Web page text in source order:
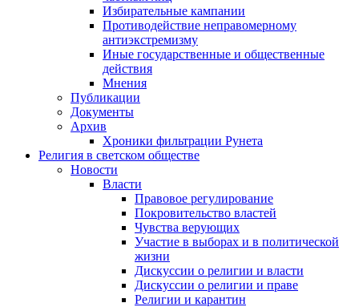
Избирательные кампании
Противодействие неправомерному
антиэкстремизму
Иные государственные и общественные
действия
Мнения
Публикации
Документы
Архив
Хроники фильтрации Рунета
Религия в светском обществе
Новости
Власти
Правовое регулирование
Покровительство властей
Чувства верующих
Участие в выборах и в политической
жизни
Дискуссии о религии и власти
Дискуссии о религии и праве
Религии и карантин